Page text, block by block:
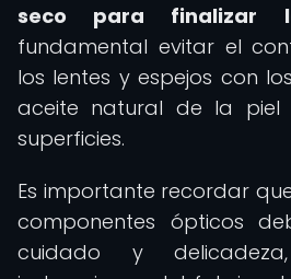
seco para finalizar
fundamental evitar el
los lentes y espejos con
aceite natural de la piel
superficies.
Es importante recordar
componentes ópticos
cuidado y